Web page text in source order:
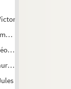
Alexandre